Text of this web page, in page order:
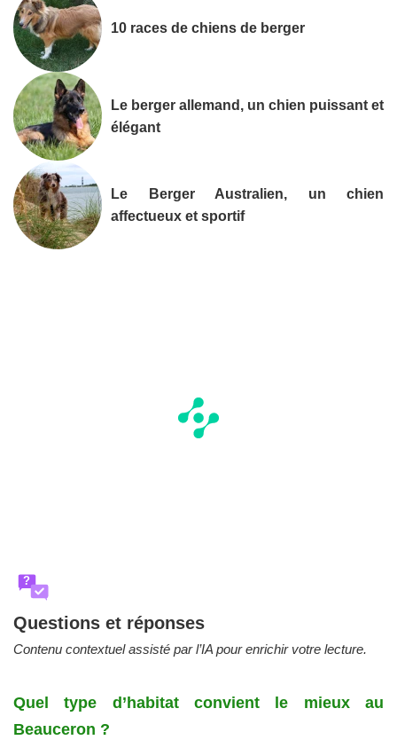
10 races de chiens de berger
Le berger allemand, un chien puissant et
élégant
Le Berger Australien, un chien
affectueux et sportif
?
Questions et réponses
Contenu contextuel assisté par l’IA pour enrichir votre lecture.
Quel type d’habitat convient le mieux au
Beauceron ?